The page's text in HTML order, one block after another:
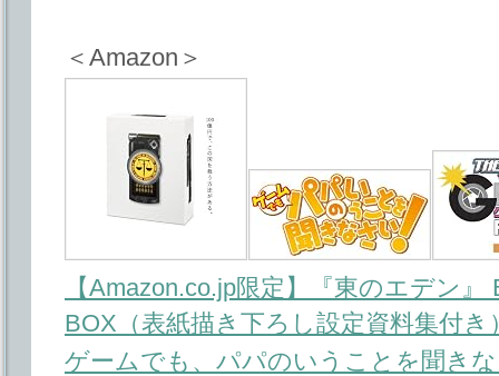
＜Amazon＞
【Amazon.co.jp限定】『東のエデン
BOX（表紙描き下ろし設定資料集付き
ゲームでも、パパのいうことを聞き